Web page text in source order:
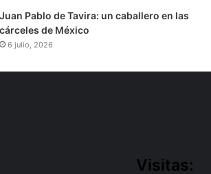
Juan Pablo de Tavira: un caballero en las
cárceles de México
6 julio, 2026
Visitas: